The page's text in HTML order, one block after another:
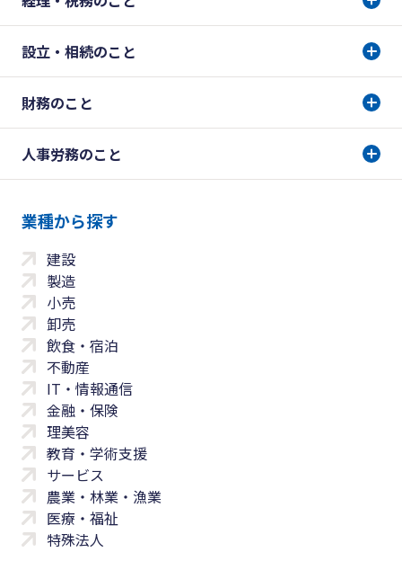
設立・相続のこと
財務のこと
人事労務のこと
業種から探す
建設
製造
小売
卸売
飲食・宿泊
不動産
IT・情報通信
金融・保険
理美容
教育・学術支援
サービス
農業・林業・漁業
医療・福祉
特殊法人